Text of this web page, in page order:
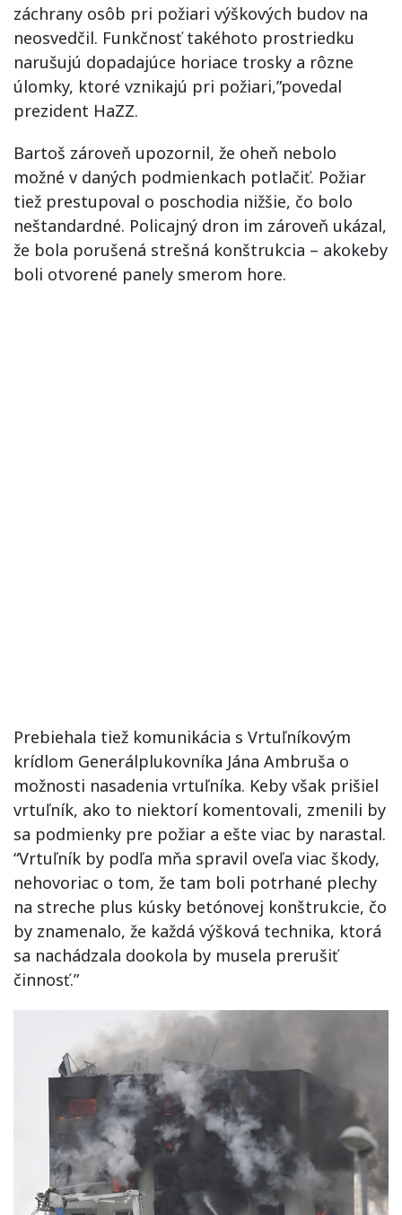
záchrany osôb pri požiari výškových budov na
neosvedčil. Funkčnosť takéhoto prostriedku
narušujú dopadajúce horiace trosky a rôzne
úlomky, ktoré vznikajú pri požiari,”povedal
prezident HaZZ.
Bartoš zároveň upozornil, že oheň nebolo
možné v daných podmienkach potlačiť. Požiar
tiež prestupoval o poschodia nižšie, čo bolo
neštandardné. Policajný dron im zároveň ukázal,
že bola porušená strešná konštrukcia – akokeby
boli otvorené panely smerom hore.
Prebiehala tiež komunikácia s Vrtuľníkovým
krídlom Generálplukovníka Jána Ambruša o
možnosti nasadenia vrtuľníka. Keby však prišiel
vrtuľník, ako to niektorí komentovali, zmenili by
sa podmienky pre požiar a ešte viac by narastal.
“Vrtuľník by podľa mňa spravil oveľa viac škody,
nehovoriac o tom, že tam boli potrhané plechy
na streche plus kúsky betónovej konštrukcie, čo
by znamenalo, že každá výšková technika, ktorá
sa nachádzala dookola by musela prerušiť
činnosť.”